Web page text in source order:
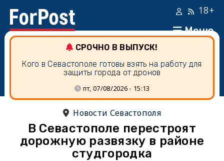
Меню
18+
СРОЧНО В ВЫПУСК!
Кого в Севастополе готовы взять на работу для
защиты города от дронов
пт, 07/08/2026 - 15:13
Новости Севастополя
В Севастополе перестроят
дорожную развязку в районе
студгородка